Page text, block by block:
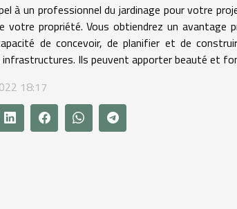
à un professionnel du jardinage pour votre
votre propriété. Vous obtiendrez un avantage
de concevoir, de planifier et de
Ils peuvent apporter beauté et
18:17